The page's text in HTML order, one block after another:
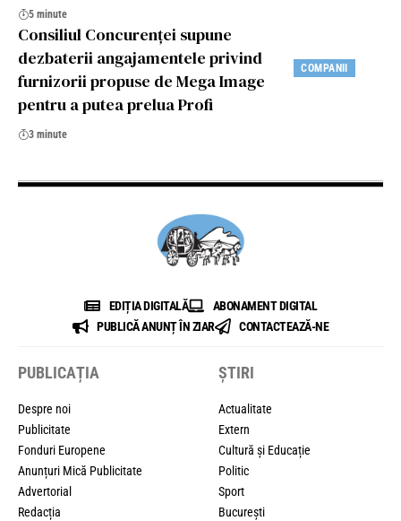
5 minute
COMPANII
Consiliul Concurenței supune
dezbaterii angajamentele privind
furnizorii propuse de Mega Image
pentru a putea prelua Profi
3 minute
EDIȚIA DIGITALĂ
ABONAMENT DIGITAL
PUBLICĂ ANUNȚ ÎN ZIAR
CONTACTEAZĂ-NE
PUBLICAȚIA
Despre noi
Publicitate
Fonduri Europene
Anunțuri Mică Publicitate
Advertorial
Redacția
ȘTIRI
Actualitate
Extern
Cultură și Educație
Politic
Sport
București